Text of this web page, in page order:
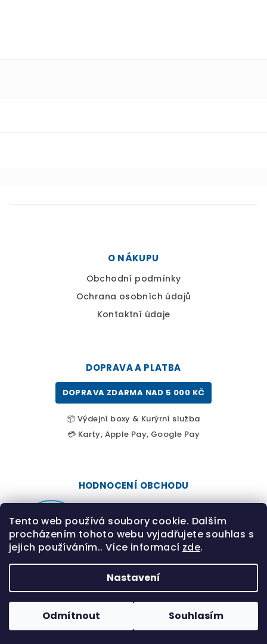
Tento web používá soubory cookie. Dalším
procházením tohoto webu vyjadřujete souhlas s
jejich používáním.. Více informací zde.
Nastavení
Odmítnout Souhlasím
O NÁKUPU
Obchodní podmínky
Ochrana osobních údajů
Kontaktní údaje
DOPRAVA A PLATBA
DOPRAVA ZDARMA NAD 5 000 KČ
📦 Výdejní boxy & Kurýrní služba
💳 Karty, Apple Pay, Google Pay
HODNOCENÍ OBCHODU
Bezpečná platba • Rychlé doručení • Odborné
poradenství Desjoyaux